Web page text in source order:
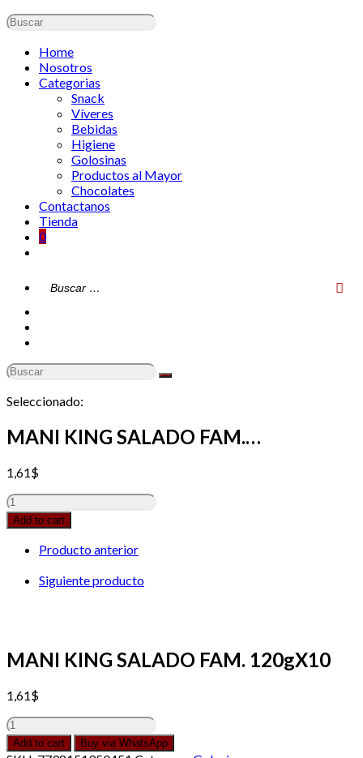
Buscar:
Home
Nosotros
Categorias
Snack
Víveres
Bebidas
Higiene
Golosinas
Productos al Mayor
Chocolates
Contactanos
Tienda
0
Seleccionado:
MANI KING SALADO FAM.…
1,61$
MANI
KING
SALADO
FAM.
120gX10
quantity
Add to cart
Producto anterior
Siguiente producto
MANI KING SALADO FAM. 120gX10
1,61$
MANI
KING
SALADO
Add to cart Buy via WhatsApp